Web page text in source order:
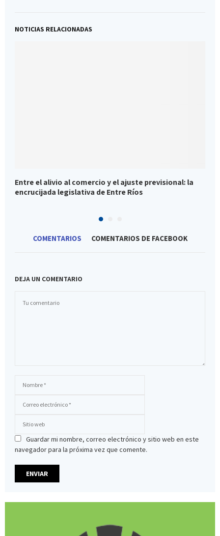
NOTICIAS RELACIONADAS
Entre el alivio al comercio y el ajuste previsional: la
encrucijada legislativa de Entre Ríos
COMENTARIOS COMENTARIOS DE FACEBOOK
DEJA UN COMENTARIO
Guardar mi nombre, correo electrónico y sitio web en este
navegador para la próxima vez que comente.